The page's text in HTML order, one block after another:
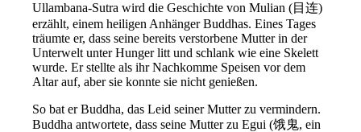
Ullambana-Sutra wird die Geschichte von Mulian (目连)
erzählt, einem heiligen Anhänger Buddhas. Eines Tages
träumte er, dass seine bereits verstorbene Mutter in der
Unterwelt unter Hunger litt und schlank wie eine Skelett
wurde. Er stellte als ihr Nachkomme Speisen vor dem
Altar auf, aber sie konnte sie nicht genießen.
So bat er Buddha, das Leid seiner Mutter zu vermindern.
Buddha antwortete, dass seine Mutter zu Egui (饿鬼, ein